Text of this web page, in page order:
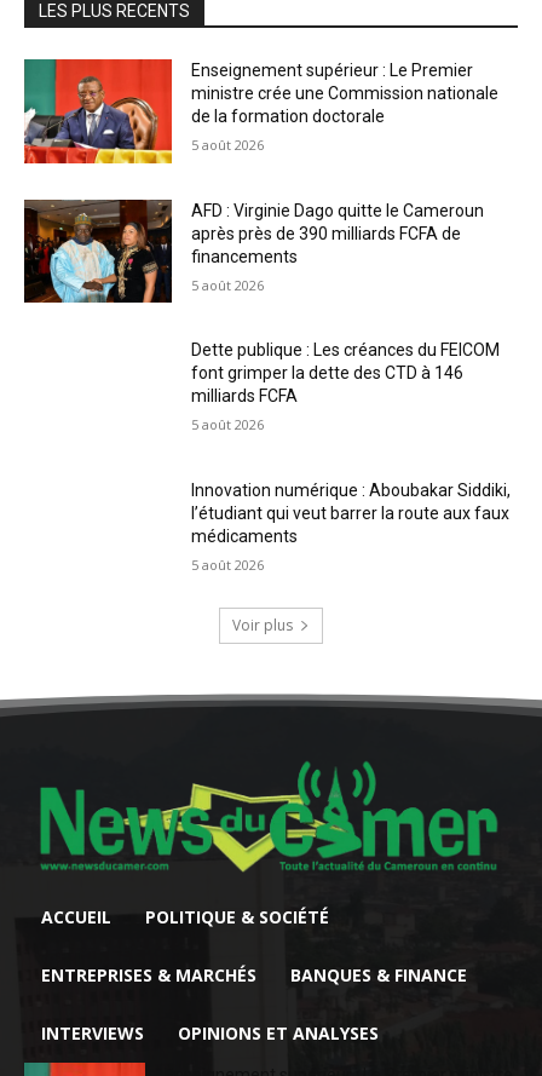
LES PLUS RECENTS
Enseignement supérieur : Le Premier
ministre crée une Commission nationale
de la formation doctorale
5 août 2026
AFD : Virginie Dago quitte le Cameroun
après près de 390 milliards FCFA de
financements
5 août 2026
Dette publique : Les créances du FEICOM
font grimper la dette des CTD à 146
milliards FCFA
5 août 2026
Innovation numérique : Aboubakar Siddiki,
l’étudiant qui veut barrer la route aux faux
médicaments
5 août 2026
Voir plus
ACCUEIL POLITIQUE & SOCIÉTÉ
ENTREPRISES & MARCHÉS BANQUES & FINANCE
INTERVIEWS OPINIONS ET ANALYSES